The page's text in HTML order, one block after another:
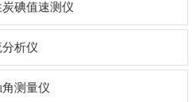
碘值速测仪
析仪
测量仪